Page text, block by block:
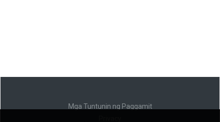
Mga Tuntunin ng Paggamit